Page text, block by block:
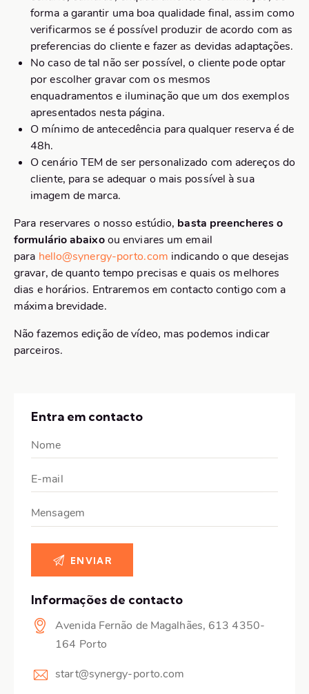
forma a garantir uma boa qualidade final, assim como
verificarmos se é possível produzir de acordo com as
preferencias do cliente e fazer as devidas adaptações.
No caso de tal não ser possível, o cliente pode optar
por escolher gravar com os mesmos
enquadramentos e iluminação que um dos exemplos
apresentados nesta página.
O mínimo de antecedência para qualquer reserva é de
48h.
O cenário TEM de ser personalizado com adereços do
cliente, para se adequar o mais possível à sua
imagem de marca.
Para reservares o nosso estúdio, basta preencheres o
formulário abaixoou enviares um email
para hello@synergy-porto.com indicando o que desejas
gravar, de quanto tempo precisas e quais os melhores
dias e horários. Entraremos em contacto contigo com a
máxima brevidade.
Não fazemos edição de vídeo, mas podemos indicar
parceiros.
Entra em contacto
Informações de contacto
Avenida Fernão de Magalhães, 613 4350-
164 Porto
start@synergy-porto.com